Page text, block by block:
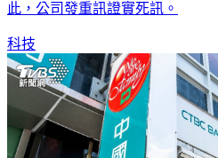
此，公司發重訊證實死訊。
科技